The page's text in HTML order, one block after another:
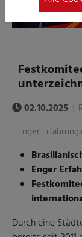
02.10.2025
Enger
Enger
Durch eine